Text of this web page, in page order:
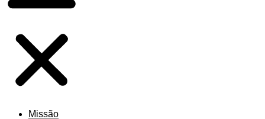
Missão